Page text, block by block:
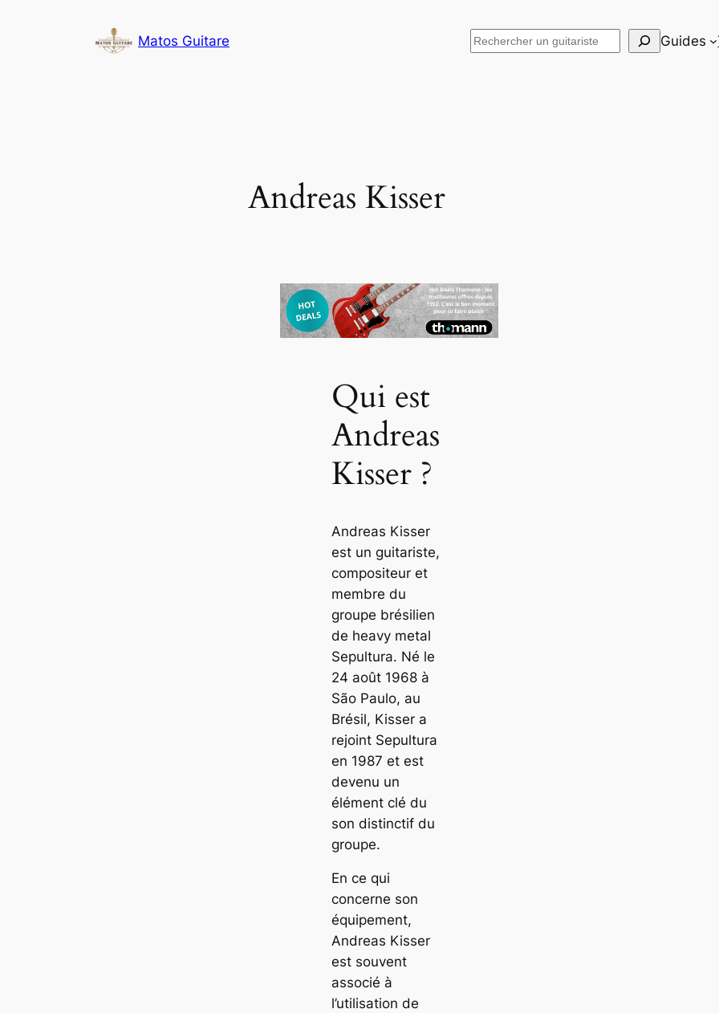
Matos Guitare Rechercher Guides
Andreas Kisser
Qui est
Andreas
Kisser ?
Andreas Kisser
est un guitariste,
compositeur et
membre du
groupe brésilien
de heavy metal
Sepultura. Né le
24 août 1968 à
São Paulo, au
Brésil, Kisser a
rejoint Sepultura
en 1987 et est
devenu un
élément clé du
son distinctif du
groupe.
En ce qui
concerne son
équipement,
Andreas Kisser
est souvent
associé à
l’utilisation de